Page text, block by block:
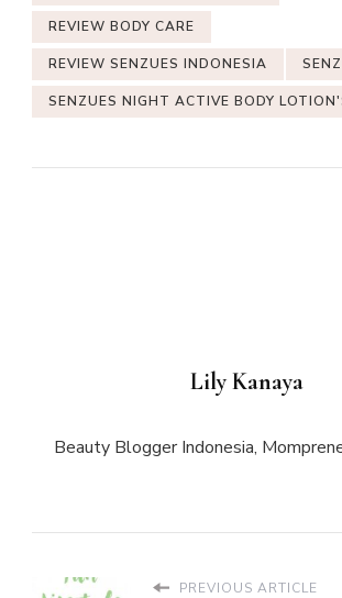
REVIEW BODY CARE
REVIEW SENZUES INDONESIA
SENZUES NIGHT ACTIVE BODY
Lily Kanaya
Beauty Blogger Indonesia,
PREVIOUS ARTICLE